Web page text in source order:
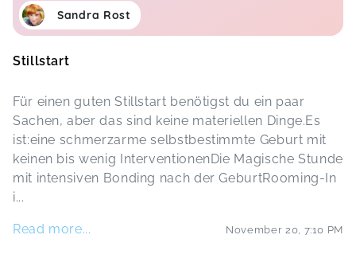
Sandra Rost
Stillstart
Für einen guten Stillstart benötigst du ein paar
Sachen, aber das sind keine materiellen Dinge.Es
ist:eine schmerzarme selbstbestimmte Geburt mit
keinen bis wenig InterventionenDie Magische Stunde
mit intensiven Bonding nach der GeburtRooming-In
i...
Read more... November 20 7:10 PM